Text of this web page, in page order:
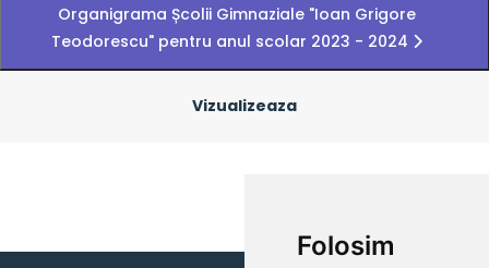
Folosim
Organigrama Școlii Gimnaziale "Ioan Grigore
Teodorescu" pentru anul scolar 2023 - 2024
Vizualizeaza